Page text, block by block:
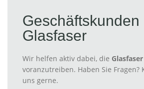
Geschäftskunden
Glasfaser
Wir helfen aktiv dabei, die
voranzutreiben. Haben Sie Fragen?
uns gerne.